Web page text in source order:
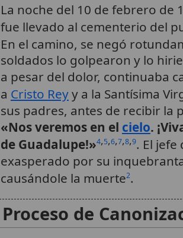
La noche del 10 de febrero de
fue llevado al cementerio del
En el camino, se negó
soldados lo golpearon y lo
a pesar del dolor, continuaba
a Cristo Reyy a la Santísima
sus padres, antes de recibir la
«Nos veremos en el cielo.
de Guadalupe!»4,5,6,7,8,9. El jefe
exasperado por su
causándole la muerte2.
Proceso de